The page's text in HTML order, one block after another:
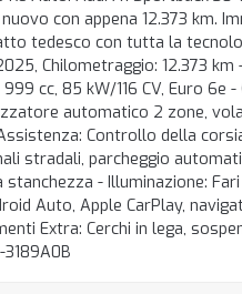
con appena 12.373 km.
tedesco con tutta la
Chilometraggio: 12.373
cc, 85 kW/116 CV, Euro 6e
automatico 2 zone,
Controllo della
stradali, parcheggio
- Illuminazione: Fari
Auto, Apple CarPlay,
Extra: Cerchi in lega,